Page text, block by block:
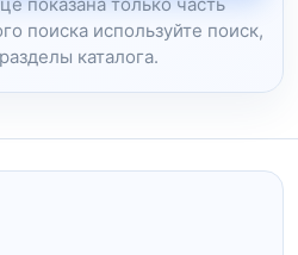
поиска используйте поиск,
каталога.
о